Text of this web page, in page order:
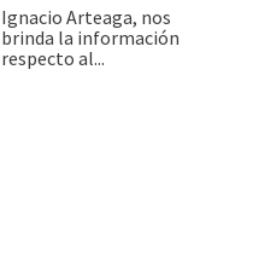
Ignacio Arteaga, nos
brinda la información
respecto al...